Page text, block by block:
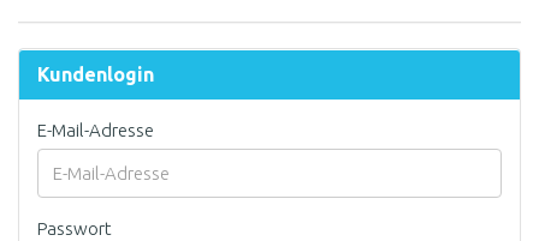
Kundenlogin
E-Mail-Adresse
Passwort